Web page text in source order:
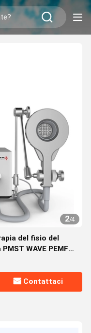
2/4
del fisio del
WAVE PEMF
Contattaci